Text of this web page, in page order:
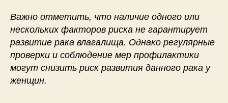
Важно отметить, что наличие одного или
нескольких факторов риска не гарантирует
развитие рака влагалища. Однако регулярные
проверки и соблюдение мер профилактики
могут снизить риск развития данного рака у
женщин.